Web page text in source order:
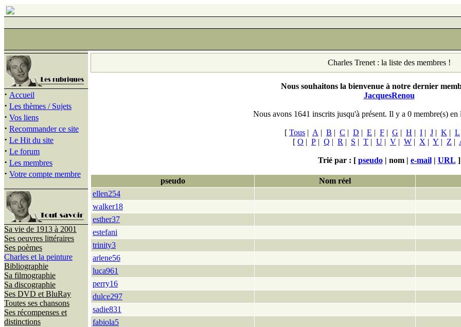
· Accueil
· Les thèmes / Sujets
· Vos liens
· Recommander ce site
· Le Hit du site
· Le forum
· Les membres
· Votre compte membre
Sa vie de 1913 à 2001
Ses oeuvres littéraires
Ses poèmes
Charles et la peinture
Bibliographie
Sa filmographie
Sa discographie
Ses DVD et BluRay
Toutes ses chansons
Ses récompenses et
distinctions
Charles Trenet : la liste des membres !
Nous souhaitons la bienvenue à notre dernier
JacquesRenou
Nous avons 1641 inscrits jusqu'à présent. Il y a 0 membre(s) en
[ Tous | A | B | C | D | E | F | G | H | I | J | K | L
[ O | P | Q | R | S | T | U | V | W | X | Y | Z |
Trié par : [ pseudo| nom | e-mail| URL ]
pseudo Nom réel
ellen254
walker18
esther37
estefani
trinity3
arlene56
luca961
perry16
dulce297
sadie831
fabiola5